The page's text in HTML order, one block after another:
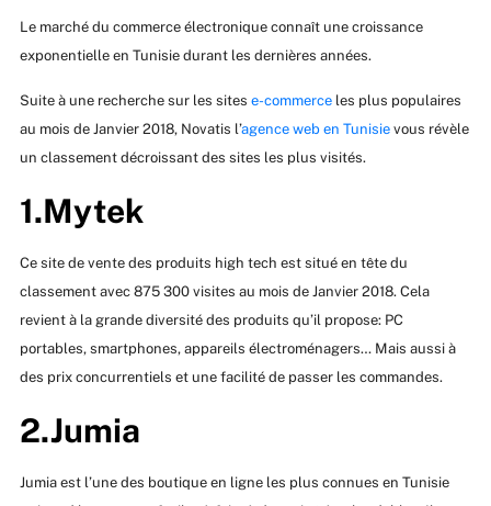
Le marché du commerce électronique connaît une croissance
exponentielle en Tunisie durant les dernières années.
Suite à une recherche sur les sites e-commerceles plus populaires
au mois de Janvier 2018, Novatis l’agence web en Tunisievous révèle
un classement décroissant des sites les plus visités.
1.Mytek
Ce site de vente des produits high tech est situé en tête du
classement avec 875 300 visites au mois de Janvier 2018. Cela
revient à la grande diversité des produits qu’il propose: PC
portables, smartphones, appareils électroménagers… Mais aussi à
des prix concurrentiels et une facilité de passer les commandes.
2.Jumia
Jumia est l’une des boutique en ligne les plus connues en Tunisie